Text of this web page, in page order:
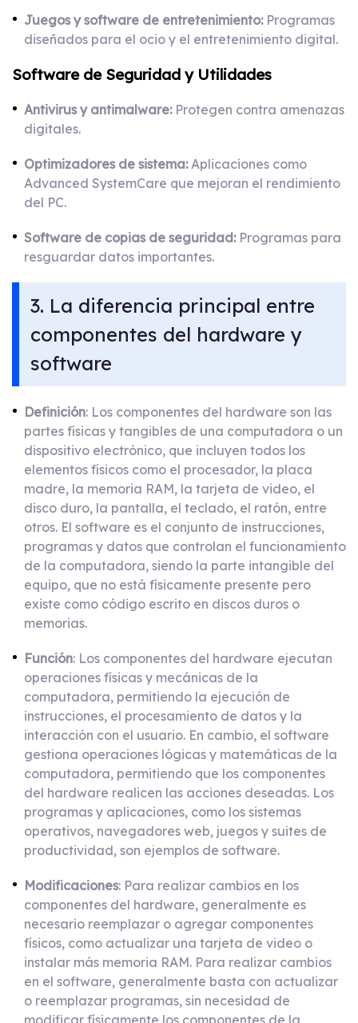
Juegos y software de entretenimiento:Programas
diseñados para el ocio y el entretenimiento digital.
Software de Seguridad y Utilidades
Antivirus y antimalware:Protegen contra amenazas
digitales.
Optimizadores de sistema:Aplicaciones como
Advanced SystemCare que mejoran el rendimiento
del PC.
Software de copias de seguridad:Programas para
resguardar datos importantes.
3. La diferencia principal entre
componentes del hardware y
software
Definición: Los componentes del hardware son las
partes físicas y tangibles de una computadora o un
dispositivo electrónico, que incluyen todos los
elementos físicos como el procesador, la placa
madre, la memoria RAM, la tarjeta de video, el
disco duro, la pantalla, el teclado, el ratón, entre
otros. El software es el conjunto de instrucciones,
programas y datos que controlan el funcionamiento
de la computadora, siendo la parte intangible del
equipo, que no está físicamente presente pero
existe como código escrito en discos duros o
memorias.
Función: Los componentes del hardware ejecutan
operaciones físicas y mecánicas de la
computadora, permitiendo la ejecución de
instrucciones, el procesamiento de datos y la
interacción con el usuario. En cambio, el software
gestiona operaciones lógicas y matemáticas de la
computadora, permitiendo que los componentes
del hardware realicen las acciones deseadas. Los
programas y aplicaciones, como los sistemas
operativos, navegadores web, juegos y suites de
productividad, son ejemplos de software.
Modificaciones: Para realizar cambios en los
componentes del hardware, generalmente es
necesario reemplazar o agregar componentes
físicos, como actualizar una tarjeta de video o
instalar más memoria RAM. Para realizar cambios
en el software, generalmente basta con actualizar
o reemplazar programas, sin necesidad de
modificar físicamente los componentes de la